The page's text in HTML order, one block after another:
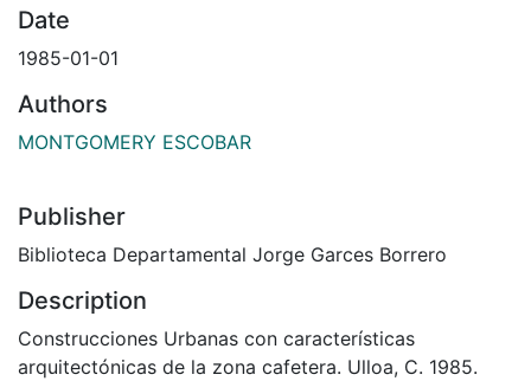
Date
1985-01-01
Authors
MONTGOMERY ESCOBAR
Publisher
Biblioteca Departamental Jorge Garces Borrero
Description
Construcciones Urbanas con características
arquitectónicas de la zona cafetera. Ulloa, C. 1985.